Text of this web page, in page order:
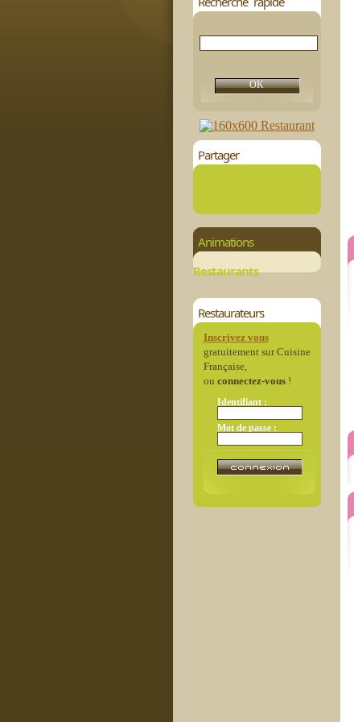
Partager
Animations
Restaurants
Restaurateurs
Inscrivez vous
gratuitement sur Cuisine
Française,
ou connectez-vous!
Identifiant :
Mot de passe :